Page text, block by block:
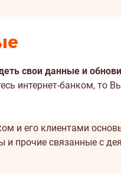
свои данные и
интернет-банком, то
и его клиентами
и прочие связанные с